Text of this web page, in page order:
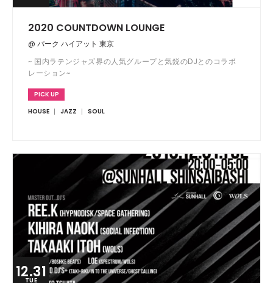
2020 COUNTDOWN LOUNGE
@ パーク ハイアット 東京
~ 国内ラテンジャズ界の人気グループと気鋭のDJとのコラボ
レーション~
PICK UP
HOUSE
JAZZ SOUL
12.31
TUE